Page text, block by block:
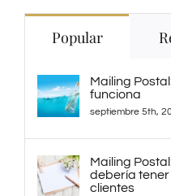
Popular
Mailing
funciona
septiembre 5th,
Mailing
debería
clientes